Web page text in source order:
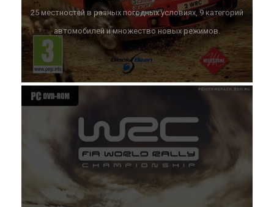
25 местностей в разных погодных условиях, 9 категорий
автомобилей и множество новых режимов.